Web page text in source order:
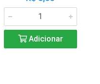
Adicionar